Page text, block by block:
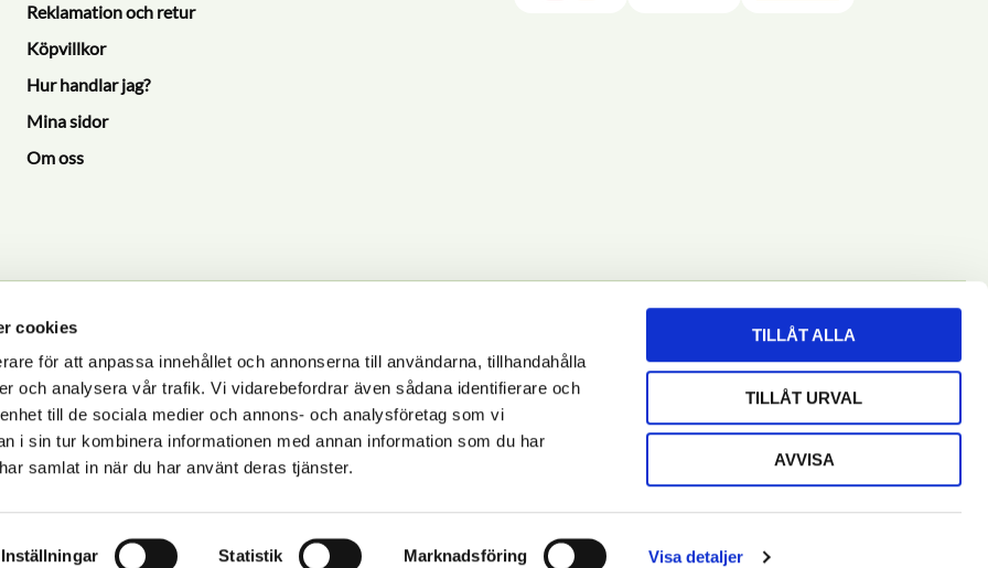
cookies
för att anpassa innehållet och annonserna till användarna, tillhandahålla
och analysera vår trafik. Vi vidarebefordrar även sådana identifierare och
till de sociala medier och annons- och analysföretag som vi
i sin tur kombinera informationen med annan information som du har
samlat in när du har använt deras tjänster.
Inställningar Statistik Marknadsföring Visa detaljer
TILLÅT ALLA
TILLÅT URVAL
AVVISA
Reklamation och retur
Köpvillkor
Hur handlar jag?
Mina sidor
Om oss
PRENUMERERA
i enlighet med vår integritetspolicy
© 2025 Zoosajten.se